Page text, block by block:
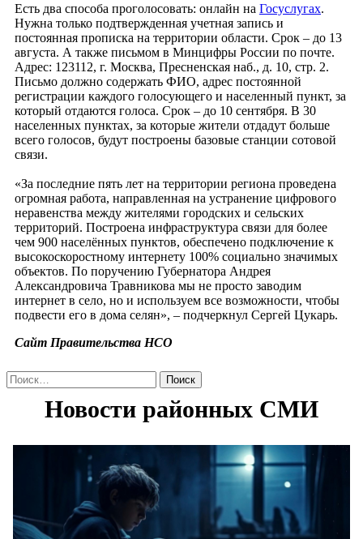
Есть два способа проголосовать: онлайн на Госуслугах.
Нужна только подтвержденная учетная запись и
постоянная прописка на территории области. Срок – до 13
августа. А также письмом в Минцифры России по почте.
Адрес: 123112, г. Москва, Пресненская наб., д. 10, стр. 2.
Письмо должно содержать ФИО, адрес постоянной
регистрации каждого голосующего и населенный пункт, за
который отдаются голоса. Срок – до 10 сентября. В 30
населенных пунктах, за которые жители отдадут больше
всего голосов, будут построены базовые станции сотовой
связи.
«За последние пять лет на территории региона проведена
огромная работа, направленная на устранение цифрового
неравенства между жителями городских и сельских
территорий. Построена инфраструктура связи для более
чем 900 населённых пунктов, обеспечено подключение к
высокоскоростному интернету 100% социально значимых
объектов. По поручению Губернатора Андрея
Александровича Травникова мы не просто заводим
интернет в село, но и используем все возможности, чтобы
подвести его в дома селян», – подчеркнул Сергей Цукарь.
Сайт Правительства НСО
Найти: